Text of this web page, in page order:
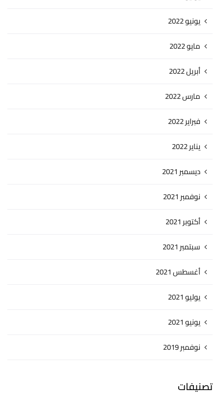
يونيو 2022
مايو 2022
أبريل 2022
مارس 2022
فبراير 2022
يناير 2022
ديسمبر 2021
نوفمبر 2021
أكتوبر 2021
سبتمبر 2021
أغسطس 2021
يوليو 2021
يونيو 2021
نوفمبر 2019
تصنيفات